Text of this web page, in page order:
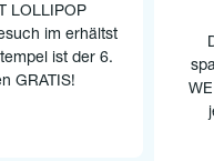
LOLLIPOP
im erhältst
ist der 6.
GRATIS!